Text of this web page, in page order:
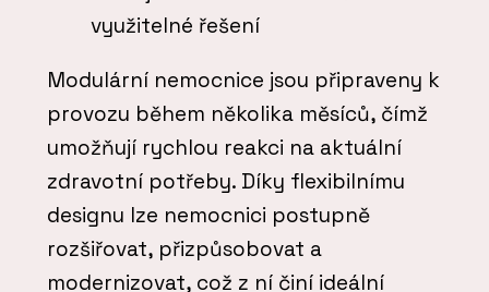
využitelné řešení
Modulární nemocnice jsou připraveny k
provozu během několika měsíců, čímž
umožňují rychlou reakci na aktuální
zdravotní potřeby. Díky flexibilnímu
designu lze nemocnici postupně
rozšiřovat, přizpůsobovat a
modernizovat, což z ní činí ideální